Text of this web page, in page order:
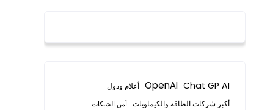
Chat GP AI
OpenAI أعلام ودول
أكبر شركات الطاقة والكيماويات أمن الشبكات